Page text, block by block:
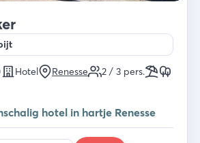
Hotel Renesse 2 / 3 pers.
hotel in hartje Renesse